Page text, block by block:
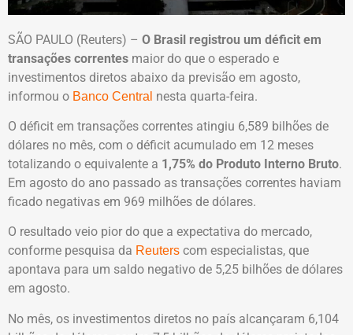
SÃO PAULO (Reuters) – O Brasil registrou um déficit em
transações correntes maior do que o esperado e
investimentos diretos abaixo da previsão em agosto,
informou o Banco Central nesta quarta-feira.
O déficit em transações correntes atingiu 6,589 bilhões de
dólares no mês, com o déficit acumulado em 12 meses
totalizando o equivalente a 1,75% do Produto Interno Bruto.
Em agosto do ano passado as transações correntes haviam
ficado negativas em 969 milhões de dólares.
O resultado veio pior do que a expectativa do mercado,
conforme pesquisa da Reuters com especialistas, que
apontava para um saldo negativo de 5,25 bilhões de dólares
em agosto.
No mês, os investimentos diretos no país alcançaram 6,104